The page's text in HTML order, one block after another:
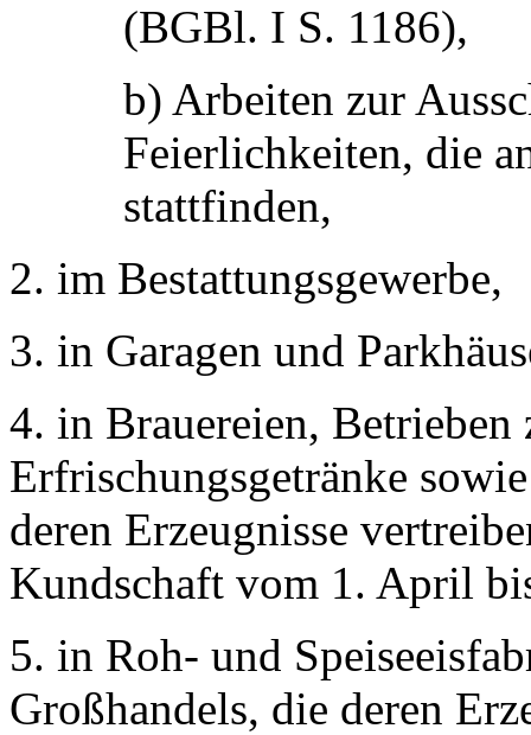
(BGBl. I S. 1186),
b) Arbeiten zur
Feierlichkeiten, die
stattfinden,
2. im Bestattungsgewerbe,
3. in Garagen und
4. in Brauereien,
Erfrischungsgetränke
deren Erzeugnisse
Kundschaft vom 1. April
5. in Roh- und
Großhandels, die deren